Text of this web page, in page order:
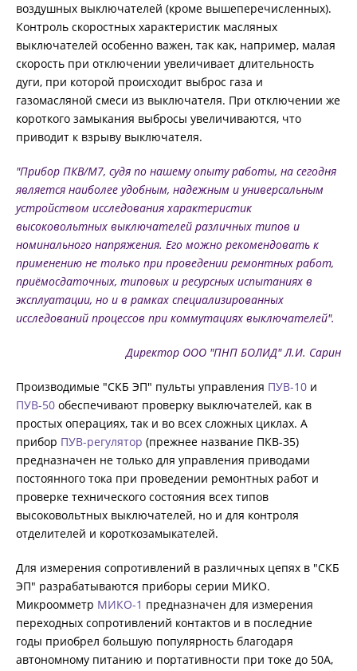
воздушных выключателей (кроме вышеперечисленных).
Контроль скоростных характеристик масляных
выключателей особенно важен, так как, например, малая
скорость при отключении увеличивает длительность
дуги, при которой происходит выброс газа и
газомасляной смеси из выключателя. При отключении же
короткого замыкания выбросы увеличиваются, что
приводит к взрыву выключателя.
"Прибор ПКВ/М7, судя по нашему опыту работы, на сегодня
является наиболее удобным, надежным и универсальным
устройством исследования характеристик
высоковольтных выключателей различных типов и
номинального напряжения. Его можно рекомендовать к
применению не только при проведении ремонтных работ,
приёмосдаточных, типовых и ресурсных испытаниях в
эксплуатации, но и в рамках специализированных
исследований процессов при коммутациях выключателей".
Директор ООО "ПНП БОЛИД" Л.И. Сарин
Производимые "СКБ ЭП" пульты управления ПУВ-10 и
ПУВ-50 обеспечивают проверку выключателей, как в
простых операциях, так и во всех сложных циклах. А
прибор ПУВ-регулятор (прежнее название ПКВ-35)
предназначен не только для управления приводами
постоянного тока при проведении ремонтных работ и
проверке технического состояния всех типов
высоковольтных выключателей, но и для контроля
отделителей и короткозамыкателей.
Для измерения сопротивлений в различных цепях в "СКБ
ЭП" разрабатываются приборы серии МИКО.
Микроомметр МИКО-1 предназначен для измерения
переходных сопротивлений контактов и в последние
годы приобрел большую популярность благодаря
автономному питанию и портативности при токе до 50А,